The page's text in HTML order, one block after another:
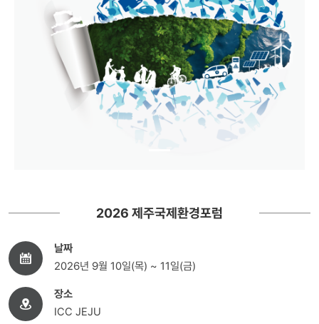
2026 제주국제환경포럼
날짜
2026년 9월 10일(목) ~ 11일(금)
장소
ICC JEJU